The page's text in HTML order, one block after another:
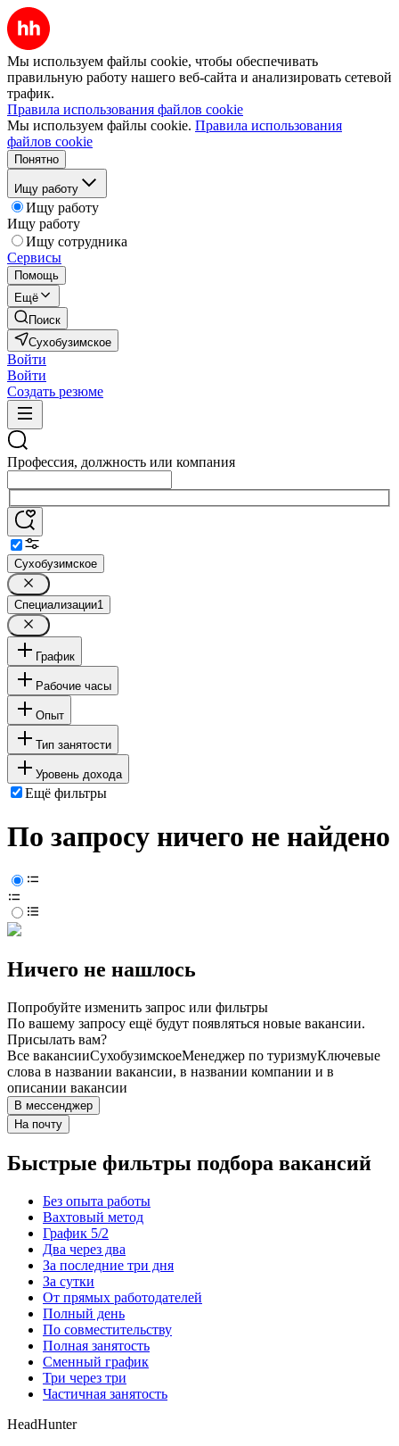
Мы используем файлы cookie, чтобы обеспечивать
правильную работу нашего веб-сайта и анализировать сетевой
трафик.
Правила использования файлов cookie
Мы используем файлы cookie. Правила использования
файлов cookie
Понятно
Ищу работу
Ищу работу
Ищу работу
Ищу сотрудника
Сервисы
Помощь
Ещё
Поиск
Сухобузимское
Войти
Войти
Создать резюме
Профессия, должность или компания
Сухобузимское
Специализации1
График
Рабочие часы
Опыт
Тип занятости
Уровень дохода
Ещё фильтры
По запросу ничего не найдено
Ничего не нашлось
Попробуйте изменить запрос или фильтры
По вашему запросу ещё будут появляться новые вакансии.
Присылать вам?
Все вакансииСухобузимскоеМенеджер по туризмуКлючевые
слова в названии вакансии, в названии компании и в
описании вакансии
В мессенджер
На почту
Быстрые фильтры подбора вакансий
Без опыта работы
Вахтовый метод
График 5/2
Два через два
За последние три дня
За сутки
От прямых работодателей
Полный день
По совместительству
Полная занятость
Сменный график
Три через три
Частичная занятость
HeadHunter